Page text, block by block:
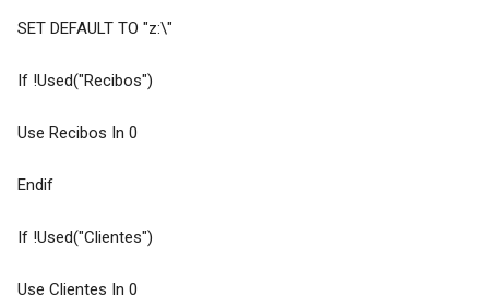
SET DEFAULT TO "z:\"
If !Used("Recibos")
Use Recibos In 0
Endif
If !Used("Clientes")
Use Clientes In 0